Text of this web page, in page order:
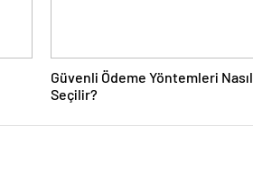
Güvenli Ödeme Yöntemleri Nasıl
Seçilir?